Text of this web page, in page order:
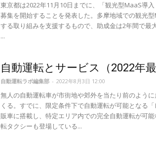
東京都は2022年11月10日までに、「観光型MaaS導
募集を開始することを発表した。多摩地域での観光
する取り組みを支援するもので、助成金は2年間で最
...
自動運転とサービス（2022年最
自動運転ラボ編集部 - 2022年8月3日 12:00
無人の自動運転車が市街地や郊外を当たり前のよう
くる。すでに、限定条件下で自動運転が可能となる
販車に搭載し、特定エリア内での完全自動運転が可
転タクシーも登場している...